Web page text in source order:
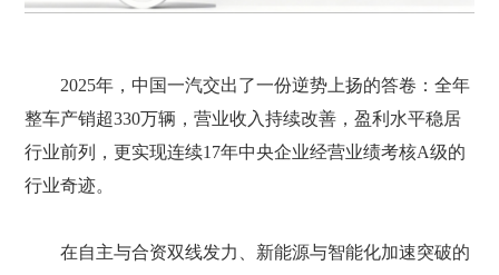
2025年，中国一汽交出了一份逆势上扬的答卷：全年
整车产销超330万辆，营业收入持续改善，盈利水平稳居
行业前列，更实现连续17年中央企业经营业绩考核A级的
行业奇迹。
在自主与合资双线发力、新能源与智能化加速突破的